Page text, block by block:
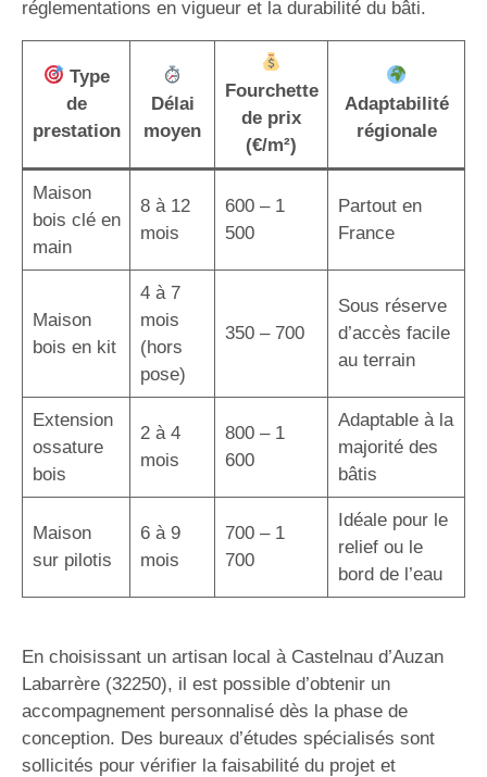
réglementations en vigueur et la durabilité du bâti.
Type
de
prestation
Délai
moyen
Fourchette
de prix
(€/m²)
Adaptabilité
régionale
Maison
bois clé en
main
8 à 12
mois
600 – 1
500
Partout en
France
Maison
bois en kit
4 à 7
mois
(hors
pose)
350 – 700
Sous réserve
d’accès facile
au terrain
Extension
ossature
bois
2 à 4
mois
800 – 1
600
Adaptable à la
majorité des
bâtis
Maison
sur pilotis
6 à 9
mois
700 – 1
700
Idéale pour le
relief ou le
bord de l’eau
En choisissant un artisan local à Castelnau d’Auzan
Labarrère (32250), il est possible d’obtenir un
accompagnement personnalisé dès la phase de
conception. Des bureaux d’études spécialisés sont
sollicités pour vérifier la faisabilité du projet et